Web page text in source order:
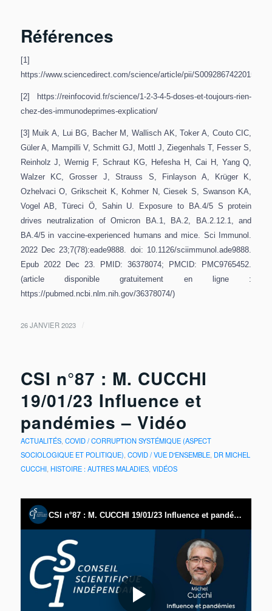
Références
[1]
https://www.sciencedirect.com/science/article/pii/S0092867422015318
[2] https://reinfocovid.fr/science/1-2-3-4-5-doses-et-toujours-rien-
chez-des-immunodeprimes-explication/
[3] Muik A, Lui BG, Bacher M, Wallisch AK, Toker A, Couto CIC,
Güler A, Mampilli V, Schmitt GJ, Mottl J, Ziegenhals T, Fesser S,
Reinholz J, Wernig F, Schraut KG, Hefesha H, Cai H, Yang Q,
Walzer KC, Grosser J, Strauss S, Finlayson A, Krüger K,
Ozhelvaci O, Grikscheit K, Kohmer N, Ciesek S, Swanson KA,
Vogel AB, Türeci Ö, Sahin U. Exposure to BA.4/5 S protein
drives neutralization of Omicron BA.1, BA.2, BA.2.12.1, and
BA.4/5 in vaccine-experienced humans and mice. Sci Immunol.
2022 Dec 23;7(78):eade9888. doi: 10.1126/sciimmunol.ade9888.
Epub 2022 Dec 23. PMID: 36378074; PMCID: PMC9765452.
(article disponible gratuitement en ligne :
https://pubmed.ncbi.nlm.nih.gov/36378074/)
26 JANVIER 2023 /
CSI n°87 : M. CUCCHI
19/01/23 Influence et
pandémies – Vidéo
ACTUALITÉS, COVID / CORRUPTION SYSTÉMIQUE (ASPECT
SOCIOLOGIQUE ET POLITIQUE) COVID / VUE D'ENSEMBLE, DR MICHEL
CUCCHI, HISTOIRE : AUTRES MALADIES, VIDÉOS